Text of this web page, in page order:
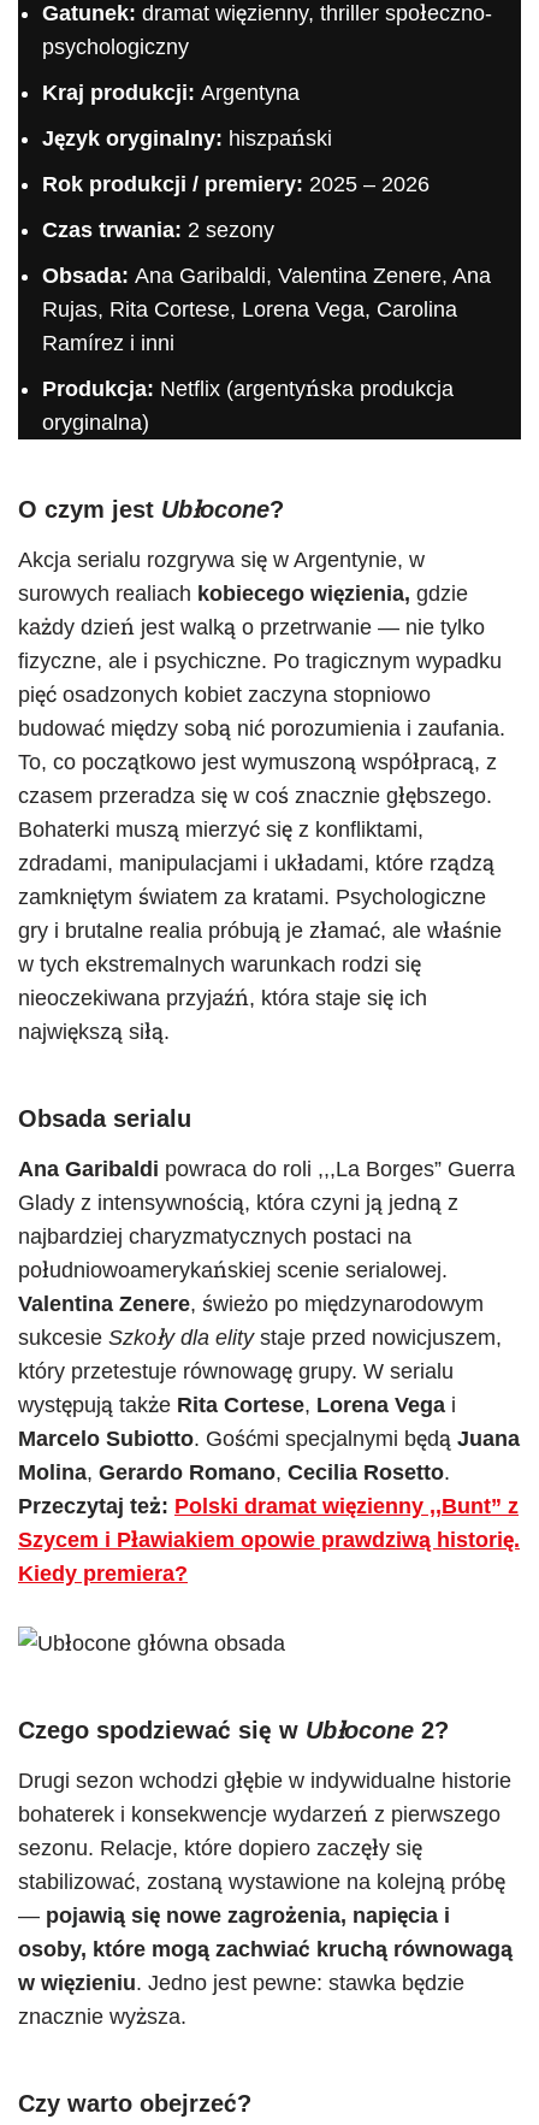
Gatunek: dramat więzienny, thriller społeczno-
psychologiczny
Kraj produkcji: Argentyna
Język oryginalny: hiszpański
Rok produkcji / premiery: 2025 – 2026
Czas trwania: 2 sezony
Obsada: Ana Garibaldi, Valentina Zenere, Ana
Rujas, Rita Cortese, Lorena Vega, Carolina
Ramírez i inni
Produkcja: Netflix (argentyńska produkcja
oryginalna)
O czym jest Ubłocone?
Akcja serialu rozgrywa się w Argentynie, w
surowych realiach kobiecego więzienia, gdzie
każdy dzień jest walką o przetrwanie — nie tylko
fizyczne, ale i psychiczne. Po tragicznym wypadku
pięć osadzonych kobiet zaczyna stopniowo
budować między sobą nić porozumienia i zaufania.
To, co początkowo jest wymuszoną współpracą, z
czasem przeradza się w coś znacznie głębszego.
Bohaterki muszą mierzyć się z konfliktami,
zdradami, manipulacjami i układami, które rządzą
zamkniętym światem za kratami. Psychologiczne
gry i brutalne realia próbują je złamać, ale właśnie
w tych ekstremalnych warunkach rodzi się
nieoczekiwana przyjaźń, która staje się ich
największą siłą.
Obsada serialu
Ana Garibaldi powraca do roli ,,,La Borges” Guerra
Glady z intensywnością, która czyni ją jedną z
najbardziej charyzmatycznych postaci na
południowoamerykańskiej scenie serialowej.
Valentina Zenere, świeżo po międzynarodowym
sukcesie Szkoły dla elitystaje przed nowicjuszem,
który przetestuje równowagę grupy. W serialu
występują także Rita Cortese, Lorena Vega i
Marcelo Subiotto. Gośćmi specjalnymi będą Juana
Molina, Gerardo Romano, Cecilia Rosetto.
Przeczytaj też: Polski dramat więzienny ,,Bunt” z
Szycem i Pławiakiem opowie prawdziwą historię.
Kiedy premiera?
Czego spodziewać się w Ubłocone 2?
Drugi sezon wchodzi głębie w indywidualne historie
bohaterek i konsekwencje wydarzeń z pierwszego
sezonu. Relacje, które dopiero zaczęły się
stabilizować, zostaną wystawione na kolejną próbę
— pojawią się nowe zagrożenia, napięcia i
osoby, które mogą zachwiać kruchą równowagą
w więzieniu. Jedno jest pewne: stawka będzie
znacznie wyższa.
Czy warto obejrzeć?